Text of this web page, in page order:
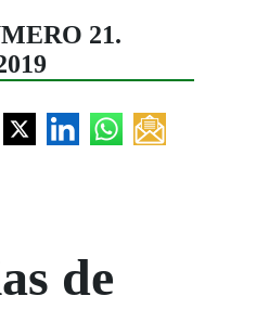
21.
de